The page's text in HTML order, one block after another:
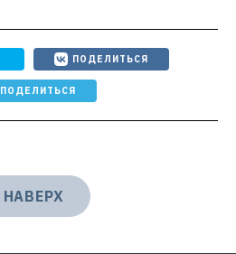
ПОДЕЛИТЬСЯ
ПОДЕЛИТЬСЯ
НАВЕРХ